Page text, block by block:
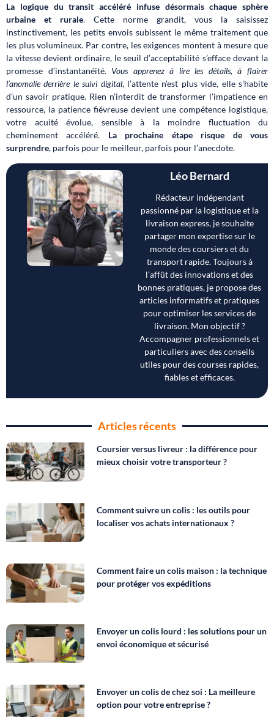
La logique du transit accéléré infuse désormais chaque sphère
urbaine et rurale. Cette norme grandit, vous la saisissez
instinctivement, les petits envois subissent le même traitement que
les plus volumineux. Par contre, les exigences montent à mesure que
la vitesse devient ordinaire, le seuil d’acceptabilité s’efface devant la
promesse d’instantanéité. Vous apprenez à lire les détails, à flairer
l’anomalie derrière le suivi digital, l’attente n’est plus vide, elle s’habite
d’un savoir pratique. Rien n’interdit de transformer l’impatience en
ressource, la patience fiévreuse devient une compétence logistique,
votre acuité évolue, sensible à la moindre fluctuation du
cheminement accéléré. La prochaine étape risque de vous
surprendre, parfois pour le meilleur, parfois pour l’anecdote.
Léo Bernard
Rédacteur indépendant
passionné par la logistique et la
livraison express, je souhaite
partager mon expertise sur le
monde des coursiers et du
transport rapide. Toujours à
l’affût des innovations et des
bonnes pratiques, je propose des
articles informatifs et pratiques
pour optimiser les services de
livraison. Mon objectif ?
Accompagner professionnels et
particuliers avec des conseils
utiles pour des courses rapides,
fiables et efficaces.
Articles récents
Coursier versus livreur : la différence pour
mieux choisir votre transporteur ?
Comment suivre un colis : les outils pour
localiser vos achats internationaux ?
Comment faire un colis maison : la technique
pour protéger vos expéditions
Envoyer un colis lourd : les solutions pour un
envoi économique et sécurisé
Envoyer un colis de chez soi : La meilleure
option pour votre entreprise ?